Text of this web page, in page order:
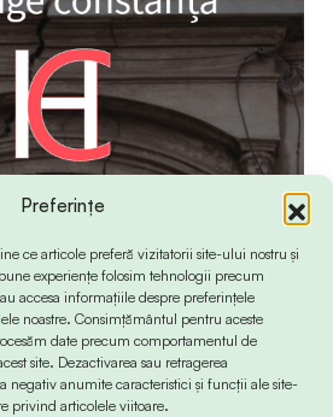
Preferințe
ce articole preferă vizitatorii site-ului nostru și
experiențe folosim tehnologii precum
accesa informațiile despre preferințele
noastre. Consimțământul pentru aceste
date precum comportamentul de
site. Dezactivarea sau retragerea
negativ anumite caracteristici și funcții ale site-
privind articolele viitoare.